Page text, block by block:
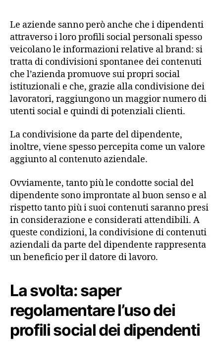
Le aziende sanno però anche che i dipendenti
attraverso i loro profili social personali spesso
veicolano le informazioni relative al brand: si
tratta di condivisioni spontanee dei contenuti
che l’azienda promuove sui propri social
istituzionali e che, grazie alla condivisione dei
lavoratori, raggiungono un maggior numero di
utenti social e quindi di potenziali clienti.
La condivisione da parte del dipendente,
inoltre, viene spesso percepita come un valore
aggiunto al contenuto aziendale.
Ovviamente, tanto più le condotte social del
dipendente sono improntate al buon senso e al
rispetto tanto più i suoi contenuti saranno presi
in considerazione e considerati attendibili. A
queste condizioni, la condivisione di contenuti
aziendali da parte del dipendente rappresenta
un beneficio per il datore di lavoro.
La svolta: saper
regolamentare l’uso dei
profili social dei dipendenti